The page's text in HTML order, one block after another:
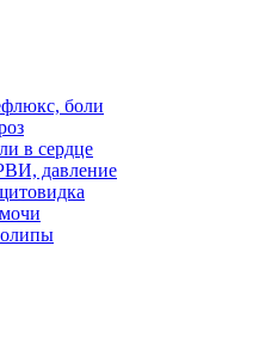
боли
в сердце
давление